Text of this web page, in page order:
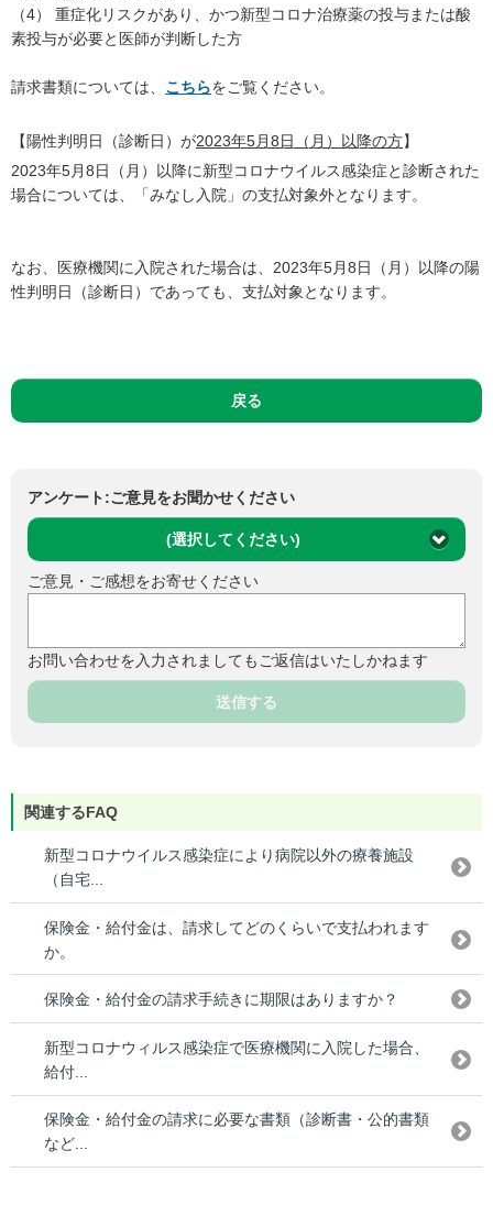
（4） 重症化リスクがあり、かつ新型コロナ治療薬の投与または酸
素投与が必要と医師が判断した方
請求書類については、 こちらをご覧ください。
【陽性判明日（診断日）が2023年5月8日（月）以降の方】
2023年5月8日（月）以降に新型コロナウイルス感染症と診断された
場合については、「みなし入院」の支払対象外となります。
なお、医療機関に入院された場合は、2023年5月8日（月）以降の陽
性判明日（診断日）であっても、支払対象となります。
戻る
アンケート:ご意見をお聞かせください
(選択してください)
ご意見・ご感想をお寄せください
お問い合わせを入力されましてもご返信はいたしかねます
送信する
関連するFAQ
新型コロナウイルス感染症により病院以外の療養施設
（自宅...
保険金・給付金は、請求してどのくらいで支払われます
か。
保険金・給付金の請求手続きに期限はありますか？
新型コロナウィルス感染症で医療機関に入院した場合、
給付...
保険金・給付金の請求に必要な書類（診断書・公的書類
など...